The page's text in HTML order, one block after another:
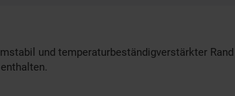
und temperaturbeständigverstärkter